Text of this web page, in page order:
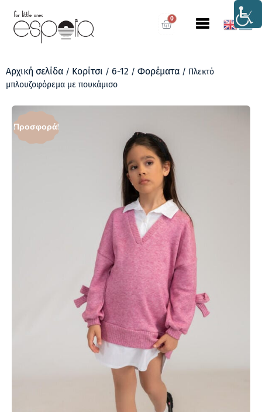
0
Αρχική σελίδα / Κορίτσι / 6-12 / Φορέματα / Πλεκτό
μπλουζοφόρεμα με πουκάμισο
Προσφορά!